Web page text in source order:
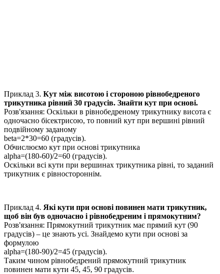
Приклад 3. Кут між висотою і стороною рівнобедреного
трикутника рівний 30 градусів. Знайти кут при основі.
Розв'язання: Оскільки в рівнобедреному трикутнику висота є
одночасно бісектрисою, то повний кут при вершині рівний
подвійному заданому
beta=2*30=60 (градусів).
Обчислюємо кут при основі трикутника
alpha=(180-60)/2=60 (градусів).
Оскільки всі кути при вершинах трикутника рівні, то заданий
трикутник є рівностороннім.
Приклад 4. Які кути при основі повинен мати трикутник,
щоб він був одночасно і рівнобедреним і прямокутним?
Розв'язання: Прямокутний трикутник має прямий кут (90
градусів) – це знають усі. Знайдемо кути при основі за
формулою
alpha=(180-90)/2=45 (градусів).
Таким чином рівнобедрений прямокутний трикутник
повинен мати кути 45, 45, 90 градусів.